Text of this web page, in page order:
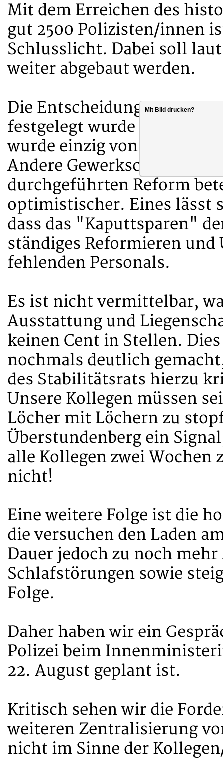
Mit dem Erreichen des
gut 2500 Polizisten/innen
Schlusslicht. Dabei soll
weiter abgebaut werden.
Die Entscheidung zum
festgelegt wurde (damals
wurde einzig von der
Andere Gewerkschaften,
durchgeführten Reform
optimistischer. Eines lässt
dass das "Kaputtsparen"
ständiges Reformieren und
fehlenden Personals.
Es ist nicht vermittelbar,
Ausstattung und
keinen Cent in Stellen.
nochmals deutlich
des Stabilitätsrats hierzu
Unsere Kollegen müssen
Löcher mit Löchern zu
Überstundenberg ein
alle Kollegen zwei Wochen
nicht!
Eine weitere Folge ist die
die versuchen den Laden
Dauer jedoch zu noch
Schlafstörungen sowie
Folge.
Daher haben wir ein
Polizei beim
22. August geplant ist.
Kritisch sehen wir die
weiteren Zentralisierung
nicht im Sinne der
Mit Bild drucken?